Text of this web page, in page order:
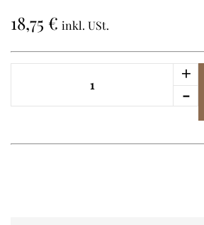
18,75 € inkl. USt.
-
Menge
+